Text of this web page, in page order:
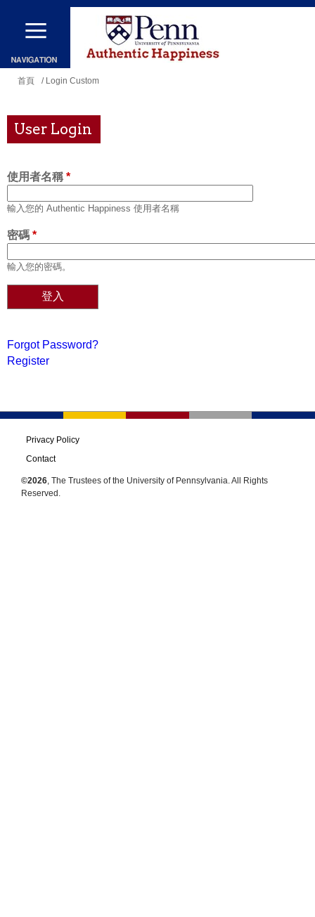
移
主
內
您
這
裡
首頁 / Login Custom
User Login
使用者名稱 *
輸入您的 Authentic Happiness 使用者名稱
密碼 *
輸入您的密碼。
Forgot Password?
Register
Privacy Policy
Contact
©2026, The Trustees of the University of Pennsylvania. All Rights
Reserved.